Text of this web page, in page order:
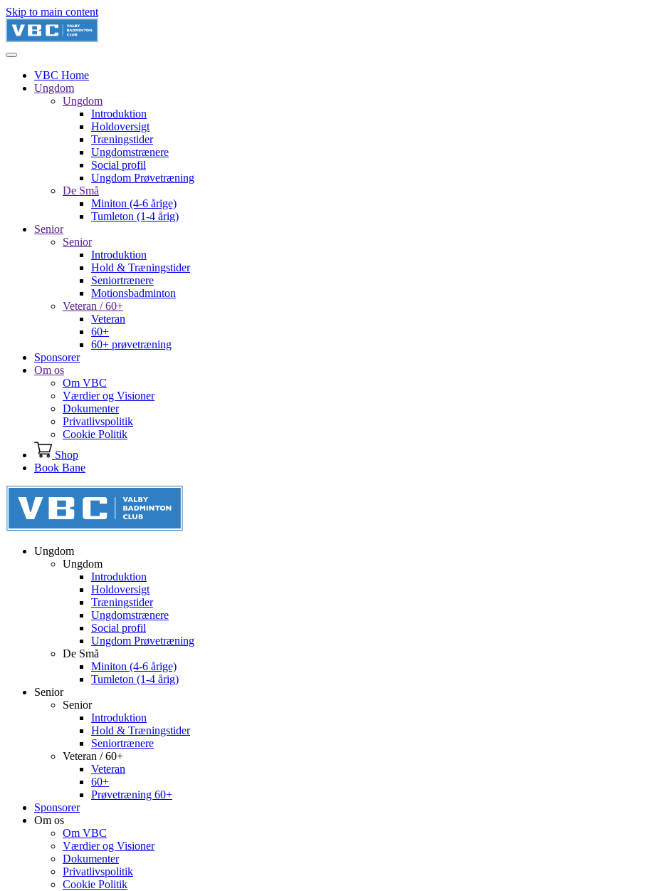
Skip to main content
VBC Home
Ungdom
Ungdom
Introduktion
Holdoversigt
Træningstider
Ungdomstrænere
Social profil
Ungdom Prøvetræning
De Små
Miniton (4-6 årige)
Tumleton (1-4 årig)
Senior
Senior
Introduktion
Hold & Træningstider
Seniortrænere
Motionsbadminton
Veteran / 60+
Veteran
60+
60+ prøvetræning
Sponsorer
Om os
Om VBC
Værdier og Visioner
Dokumenter
Privatlivspolitik
Cookie Politik
Shop
Book Bane
Ungdom
Ungdom
Introduktion
Holdoversigt
Træningstider
Ungdomstrænere
Social profil
Ungdom Prøvetræning
De Små
Miniton (4-6 årige)
Tumleton (1-4 årig)
Senior
Senior
Introduktion
Hold & Træningstider
Seniortrænere
Veteran / 60+
Veteran
60+
Prøvetræning 60+
Sponsorer
Om os
Om VBC
Værdier og Visioner
Dokumenter
Privatlivspolitik
Cookie Politik